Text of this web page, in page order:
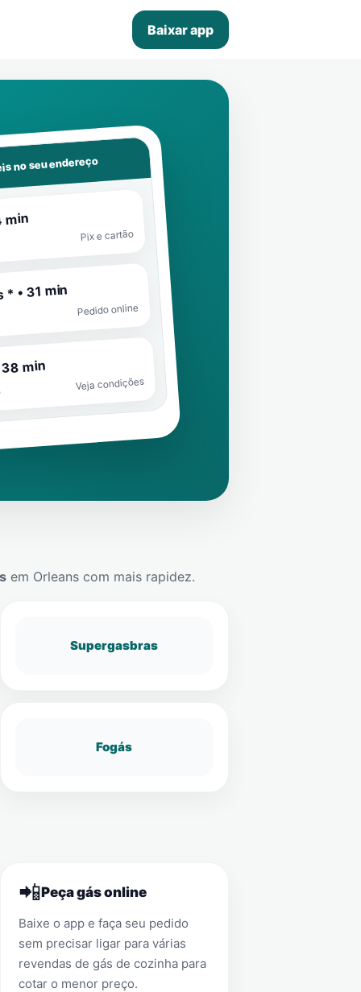
Baixar app
no seu endereço
min
Pix e cartão
• 31 min
Pedido online
min
Veja condições
em Orleans com mais rapidez.
Supergasbras
Fogás
📲Peça gás online
Baixe o app e faça seu pedido
sem precisar ligar para várias
revendas de gás de cozinha para
cotar o menor preço.